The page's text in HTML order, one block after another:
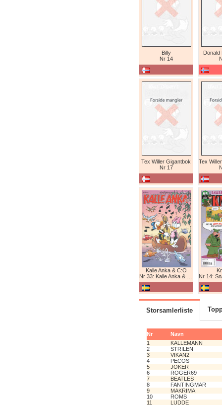
Billy
Nr 14
Donald
Tex Willer Gigantbok
Nr 17
Kalle Anka & C:O
Nr 33: Kalle Anka & C:O
Nr 14:
Storsamlerliste
Nr
Navn
1
KALLEMANN
2
STRILEN
3
VIKAN2
4
PECOS
5
JOKER
6
ROGER69
7
BEATLES
8
FANTINGMAR
9
MAKRIMA
10
ROMS
11
LUDDE